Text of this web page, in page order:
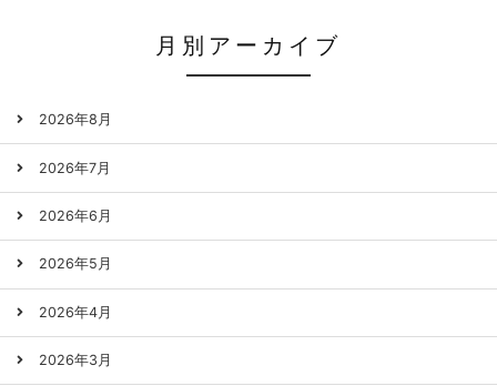
月別アーカイブ
2026年8月
2026年7月
2026年6月
2026年5月
2026年4月
2026年3月